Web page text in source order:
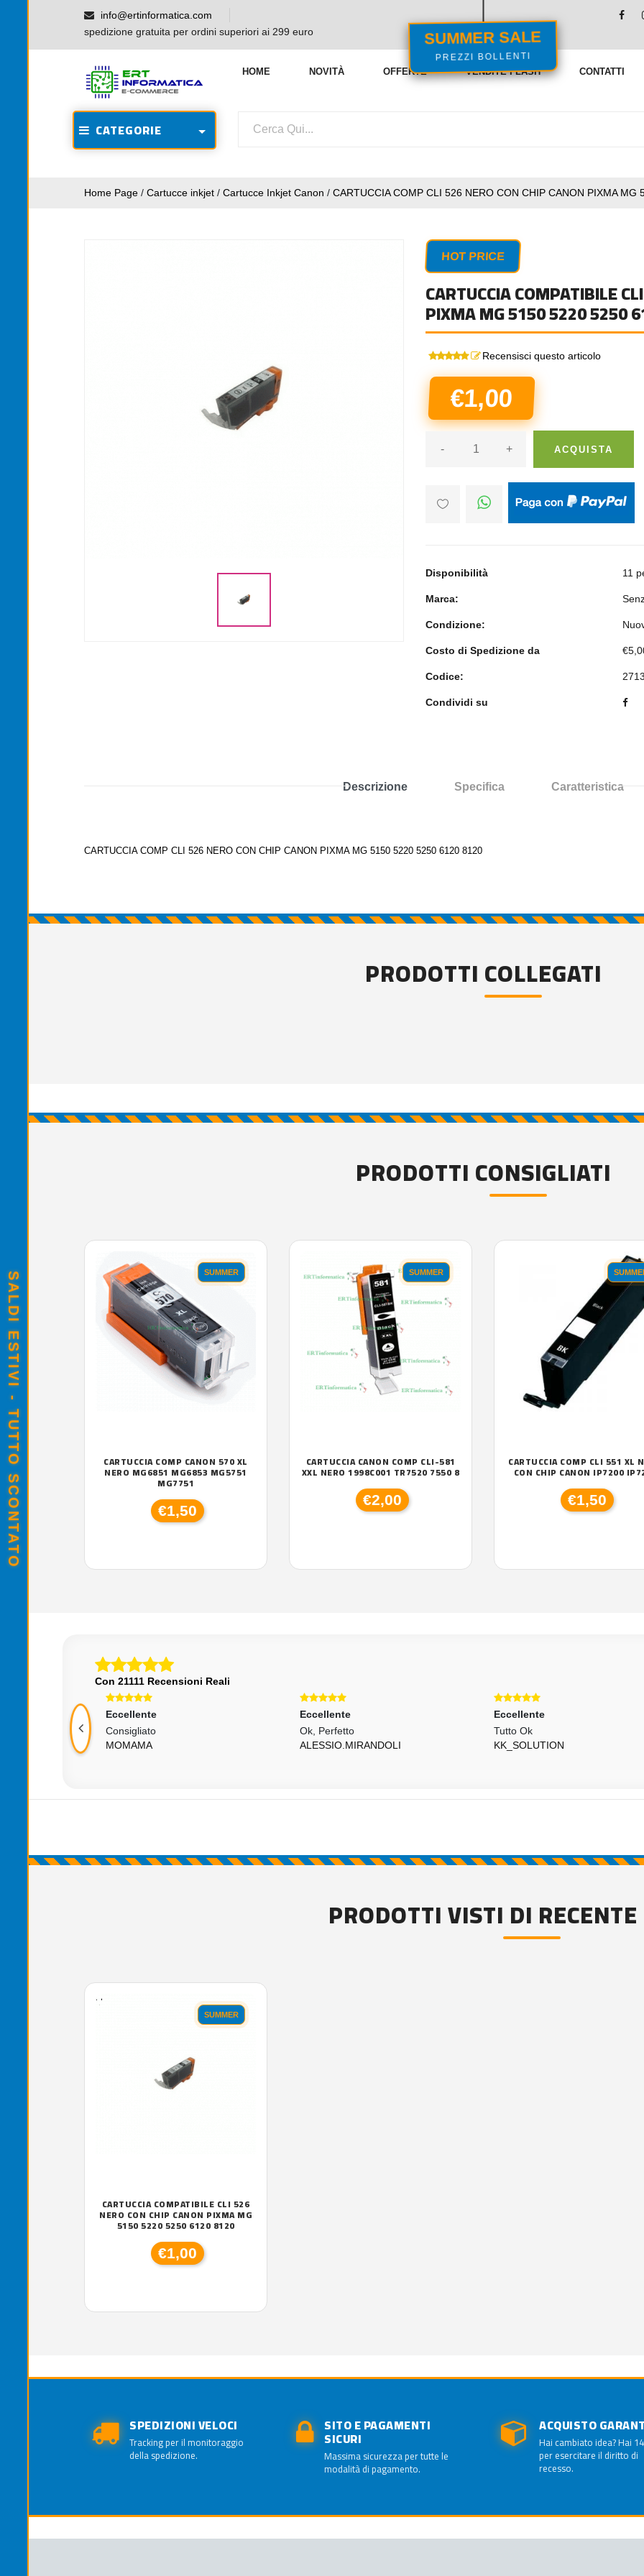
SUMMER SALE
PREZZI BOLLENTI
info@ertinformatica.com
spedizione gratuita per ordini superiori ai 299 euro
HOME NOVITÀ OFFERTE VENDITE FLASH CONTATTI
CATEGORIE
Home Page / Cartucce inkjet / Cartucce Inkjet Canon / CARTUCCIA COMP CLI 526 NERO CON CHIP CANON PIXMA
HOT PRICE
CARTUCCIA COMPATIBILE
PIXMA MG 5150 5220 5250
Recensisci questo articolo
€1,00
- + ACQUISTA
Disponibilità 11
Marca:
Condizione:
Costo di Spedizione da
Codice:
Condividi su
Descrizione Specifica Caratteristica
CARTUCCIA COMP CLI 526 NERO CON CHIP CANON PIXMA MG 5150 5220 5250 6120 8120
PRODOTTI COLLEGATI
PRODOTTI CONSIGLIATI
SUMMER
CARTUCCIA COMP CANON 570 XL
NERO MG6851 MG6853 MG5751
MG7751
€1,50
SUMMER
CARTUCCIA CANON COMP CLI-581
XXL NERO 1998C001 TR7520 7550 8
€2,00
CARTUCCIA COMP CLI 551 XL
CON CHIP CANON IP7200
€1,50
Con 21111 Recensioni Reali
Eccellente
Consigliato
MOMAMA
Eccellente
Ok, Perfetto
ALESSIO.MIRANDOLI
Eccellente
Tutto Ok
KK_SOLUTION
PRODOTTI VISTI DI RECENTE
'.'
SUMMER
CARTUCCIA COMPATIBILE CLI 526
NERO CON CHIP CANON PIXMA MG
5150 5220 5250 6120 8120
€1,00
SPEDIZIONI VELOCI
Tracking per il monitoraggio
della spedizione.
SITO E PAGAMENTI
SICURI
Massima sicurezza per tutte le
modalità di pagamento.
ACQUISTO
Hai cambiato idea? Hai
per esercitare il diritto di
recesso.
SALDI ESTIVI - TUTTO SCONTATO